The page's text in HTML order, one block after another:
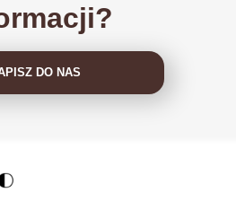
DO NAS